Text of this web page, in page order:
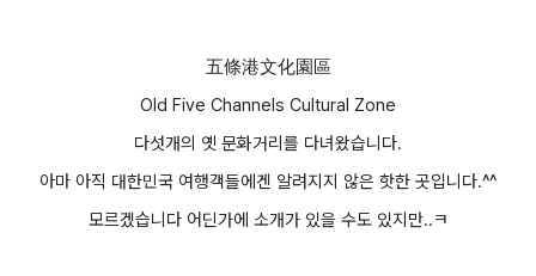
五條港文化園區
Old Five Channels Cultural Zone
다섯개의 옛 문화거리를 다녀왔습니다.
아마 아직 대한민국 여행객들에겐 알려지지 않은 핫한 곳입니다.^^
모르겠습니다 어딘가에 소개가 있을 수도 있지만..ㅋ